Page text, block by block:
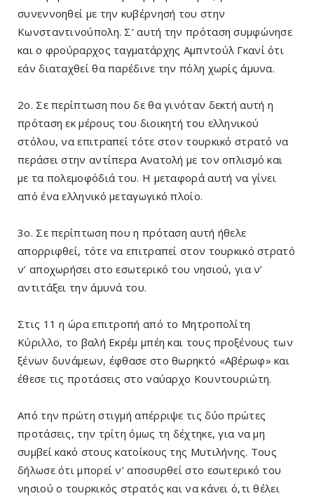
συνεννοηθεί με την κυβέρνησή του στην
Κωνσταντινούπολη. Σ’ αυτή την πρόταση συμφώνησε
και ο φρούραρχος ταγματάρχης Αμπντούλ Γκανί ότι
εάν διαταχθεί θα παρέδινε την πόλη χωρίς άμυνα.
2ο. Σε περίπτωση που δε θα γινόταν δεκτή αυτή η
πρόταση εκ μέρους του διοικητή του ελληνικού
στόλου, να επιτραπεί τότε στον τουρκικό στρατό να
περάσει στην αντίπερα Ανατολή με τον οπλισμό και
με τα πολεμοφόδιά του. Η μεταφορά αυτή να γίνει
από ένα ελληνικό μεταγωγικό πλοίο.
3ο. Σε περίπτωση που η πρόταση αυτή ήθελε
απορριφθεί, τότε να επιτραπεί στον τουρκικό στρατό
ν’ αποχωρήσει στο εσωτερικό του νησιού, για ν’
αντιτάξει την άμυνά του.
Στις 11 η ώρα επιτροπή από το Μητροπολίτη
Κύριλλο, το βαλή Εκρέμ μπέη και τους προξένους των
ξένων δυνάμεων, έφθασε στο θωρηκτό «Αβέρωφ» και
έθεσε τις προτάσεις στο ναύαρχο Κουντουριώτη.
Από την πρώτη στιγμή απέρριψε τις δύο πρώτες
προτάσεις, την τρίτη όμως τη δέχτηκε, για να μη
συμβεί κακό στους κατοίκους της Μυτιλήνης. Τους
δήλωσε ότι μπορεί ν’ αποσυρθεί στο εσωτερικό του
νησιού ο τουρκικός στρατός και να κάνει ό,τι θέλει